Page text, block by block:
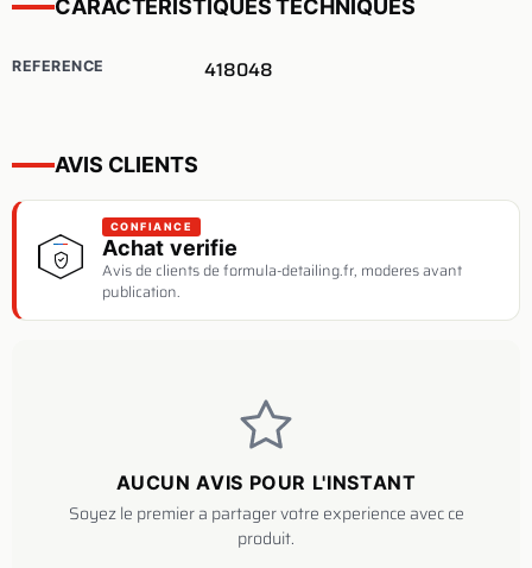
CARACTERISTIQUES TECHNIQUES
REFERENCE 418048
AVIS CLIENTS
CONFIANCE
Achat verifie
Avis de clients de formula-detailing.fr, moderes avant
publication.
AUCUN AVIS POUR L'INSTANT
Soyez le premier a partager votre experience avec ce
produit.